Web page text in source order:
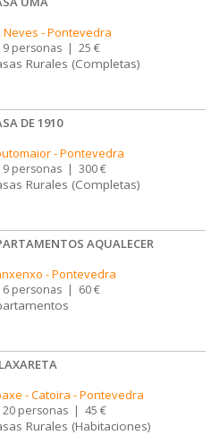
Neves -Pontevedra
9 personas | 25 €
Rurales (Completas)
DE 1910
-Pontevedra
9 personas | 300 €
Rurales (Completas)
AQUALECER
-Pontevedra
6 personas | 60 €
- Catoira -Pontevedra
20 personas | 45 €
Rurales (Habitaciones)